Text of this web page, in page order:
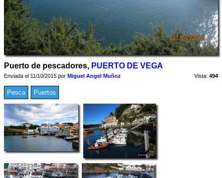
Puerto de pescadores, PUERTO DE VEGA
Enviada el 11/10/2015 por Miguel Angel Muñoz Vista: 494
Pesca Puertos